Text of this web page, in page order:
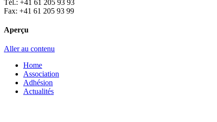
Tél.: +41 61 205 93 93
Fax: +41 61 205 93 99
Aperçu
Aller au contenu
Home
Association
Adhésion
Actualités